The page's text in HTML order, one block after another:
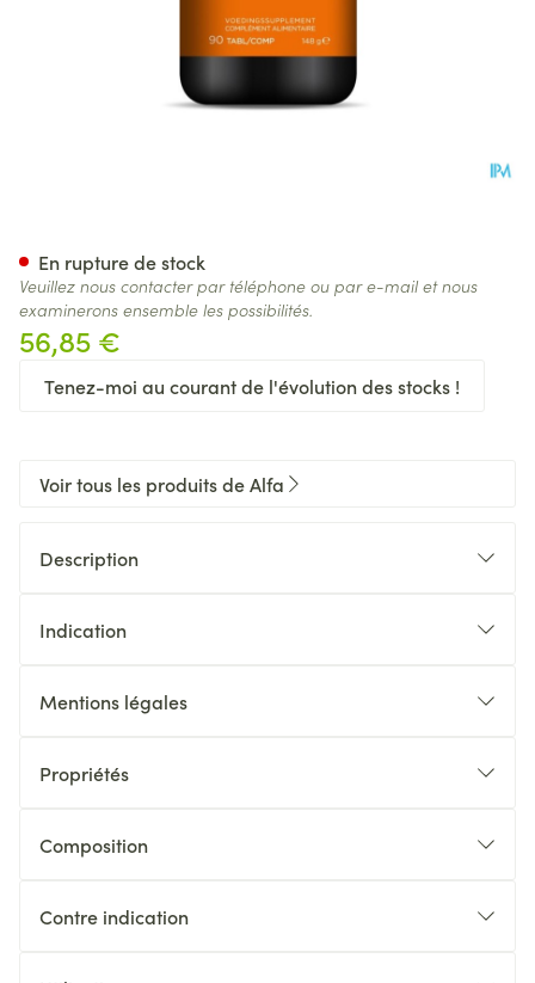
56,85 €
Tenez-moi au courant de l'évolution des stocks !
En rupture de stock
Veuillez nous contacter par téléphone ou par e-mail et nous
examinerons ensemble les possibilités.
Voir tous les produits de Alfa
Description
Indication
Mentions légales
Propriétés
Composition
Contre indication